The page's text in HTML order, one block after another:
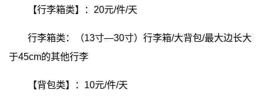
【行李箱类】：20元/件/天
行李箱类：（13寸—30寸）行李箱/大背包/最大边长大
于45cm的其他行李
【背包类】：10元/件/天